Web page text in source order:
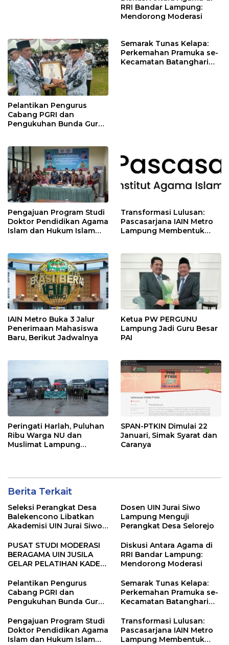
RRI Bandar Lampung:
Mendorong Moderasi
Pelantikan Pengurus
Cabang PGRI dan
Pengukuhan Bunda Guru
Semarak Tunas Kelapa:
Perkemahan Pramuka se-
Kecamatan Batanghari
Pengajuan Program Studi
Doktor Pendidikan Agama
Islam dan Hukum Islam
Transformasi Lulusan:
Pascasarjana IAIN Metro
Lampung Membentuk
Berdampak Positif
IAIN Metro Buka 3 Jalur
Penerimaan Mahasiswa
Baru, Berikut Jadwalnya
Ketua PW PERGUNU
Lampung Jadi Guru Besar
PAI
Peringati Harlah, Puluhan
Ribu Warga NU dan
Muslimat Lampung
SPAN-PTKIN Dimulai 22
Januari, Simak Syarat dan
Caranya
Berita Terkait
Seleksi Perangkat Desa
Balekencono Libatkan
Akademisi UIN Jurai Siwo
Penguji
Dosen UIN Jurai Siwo
Lampung Menguji
Perangkat Desa Selorejo
PUSAT STUDI MODERASI
BERAGAMA UIN JUSILA
GELAR PELATIHAN KADER
Diskusi Antara Agama di
RRI Bandar Lampung:
Mendorong Moderasi
Pelantikan Pengurus
Cabang PGRI dan
Pengukuhan Bunda Guru
Semarak Tunas Kelapa:
Perkemahan Pramuka se-
Kecamatan Batanghari
Kemandirian Generasi
Muda
Pengajuan Program Studi
Doktor Pendidikan Agama
Islam dan Hukum Islam
Transformasi Lulusan:
Pascasarjana IAIN Metro
Lampung Membentuk